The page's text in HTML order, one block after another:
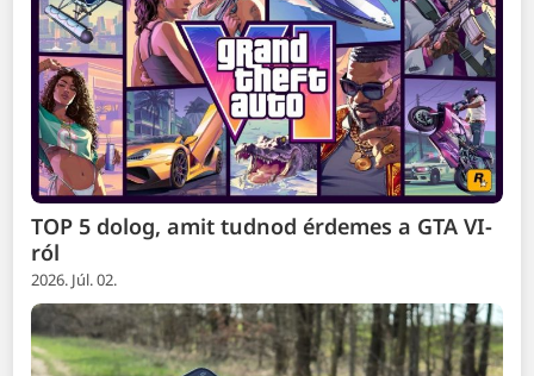
TOP 5 dolog, amit tudnod érdemes a GTA VI-
ról
2026. Júl. 02.